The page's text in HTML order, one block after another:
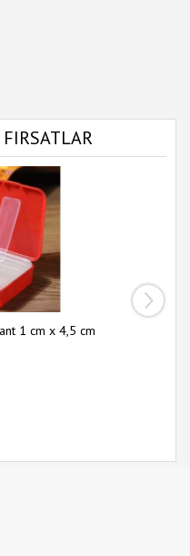
1 cm x 4,5 cm